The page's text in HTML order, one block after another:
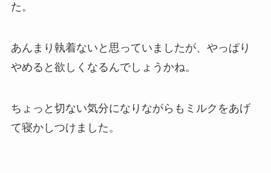
た。
あんまり執着ないと思っていましたが、やっぱり
やめると欲しくなるんでしょうかね。
ちょっと切ない気分になりながらもミルクをあげ
て寝かしつけました。